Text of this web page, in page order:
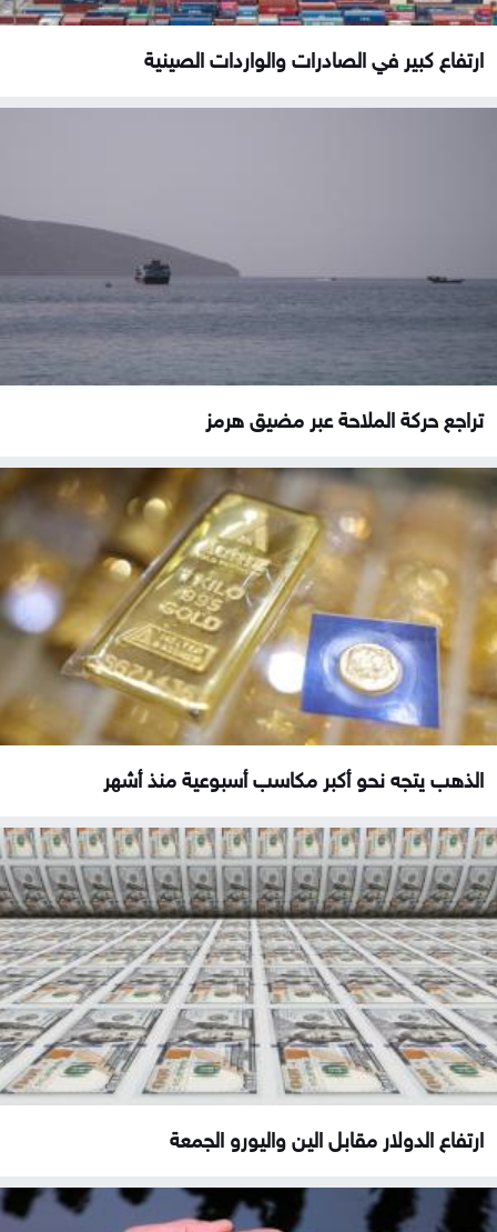
ارتفاع كبير في الصادرات والواردات الصينية
تراجع حركة الملاحة عبر مضيق هرمز
الذهب يتجه نحو أكبر مكاسب أسبوعية منذ أشهر
ارتفاع الدولار مقابل الين واليورو الجمعة